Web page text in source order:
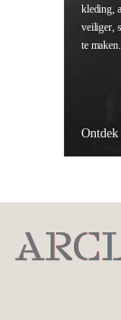
kleding,
veiliger,
te maken.
Ontdek